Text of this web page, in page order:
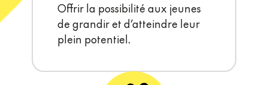
Offrir la possibilité aux jeunes
de grandir et d’atteindre leur
plein potentiel.